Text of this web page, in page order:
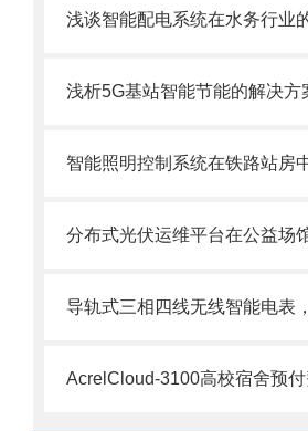
浅谈智能配电系统在水务行业
浅析5G基站智能节能的解决方
智能照明控制系统在铁路站房